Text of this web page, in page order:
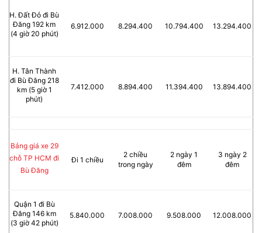
H. Đất Đỏ đi Bù
Đăng 192 km
(4 giờ 20 phút)
6.912.000 8.294.400 10.794.400 13.294.400
H. Tân Thành
đi Bù Đăng 218
km (5 giờ 1
phút)
7.412.000 8.894.400 11.394.400 13.894.400
Bảng giá xe 29
chỗ TP HCM đi
Bù Đăng
Đi 1 chiều
2 chiều
trong ngày
2 ngày 1
đêm
3 ngày 2
đêm
Quận 1 đi Bù
Đăng 146 km
(3 giờ 42 phút)
5.840.000 7.008.000 9.508.000 12.008.000